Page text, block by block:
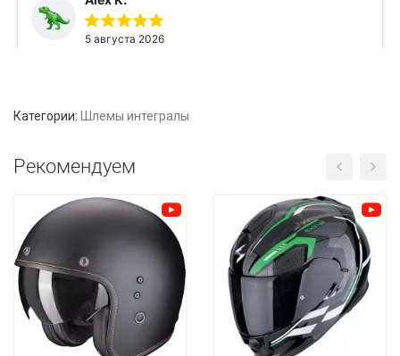
Категории: Шлемы интегралы
Рекомендуем